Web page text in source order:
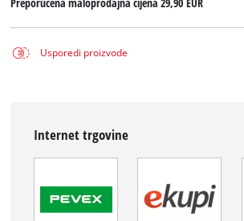
Preporučena maloprodajna cijena29,90 EUR
Usporedi proizvode
Internet trgovine